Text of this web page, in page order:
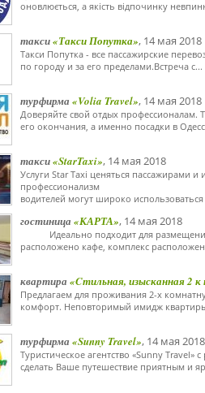
оновлюється, а якість відпочинку
такси«Такси Попутка», 14 мая 2018
Такси Попутка - все пассажирские
по городу и за его пределами.Встреча с...
турфирма «Volia Travel», 14 мая 2018
Доверяйте свой отдых профессионалам.
его окончания, а именно посадки в
такси«StarTaxi», 14 мая 2018
Услуги Star Taxi ценяться пассажирами
профессионализм
водителей могут широко
гостиница «КАРТА», 14 мая 2018
Идеально подходит для размещения
расположено кафе, комплекс
квартира «Cтильная, изысканная 2
Предлагаем для проживания 2-х
комфорт. Неповторимый имидж
турфирма «Sunny Travel», 14 мая 2018
Туристическое агентство «Sunny
сделать Ваше путешествие приятным и